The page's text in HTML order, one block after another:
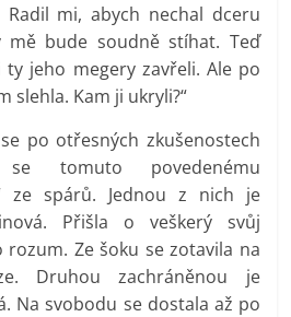
mi, abych nechal dceru
bude soudně stíhat. Teď
jeho megery zavřeli. Ale po
slehla. Kam ji ukryli?“
po otřesných zkušenostech
tomuto povedenému
ze spárů. Jednou z nich je
Přišla o veškerý svůj
Ze šoku se zotavila na
Druhou zachráněnou je
Na svobodu se dostala až po